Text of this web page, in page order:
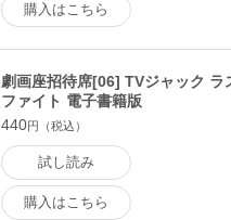
購入はこちら
劇画座招待席[06] TVジャック ラ
ファイト 電子書籍版
440円（税込）
試し読み
購入はこちら